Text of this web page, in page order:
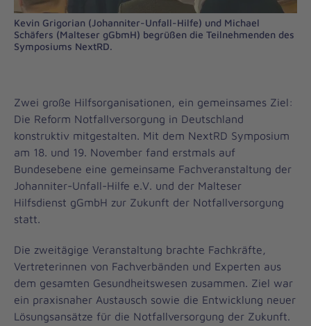
Kevin Grigorian (Johanniter-Unfall-Hilfe) und Michael
Schäfers (Malteser gGbmH) begrüßen die Teilnehmenden des
Symposiums NextRD.
Zwei große Hilfsorganisationen, ein gemeinsames Ziel:
Die Reform Notfallversorgung in Deutschland
konstruktiv mitgestalten. Mit dem NextRD Symposium
am 18. und 19. November fand erstmals auf
Bundesebene eine gemeinsame Fachveranstaltung der
Johanniter-Unfall-Hilfe e.V. und der Malteser
Hilfsdienst gGmbH zur Zukunft der Notfallversorgung
statt.
Die zweitägige Veranstaltung brachte Fachkräfte,
Vertreterinnen von Fachverbänden und Experten aus
dem gesamten Gesundheitswesen zusammen. Ziel war
ein praxisnaher Austausch sowie die Entwicklung neuer
Lösungsansätze für die Notfallversorgung der Zukunft.